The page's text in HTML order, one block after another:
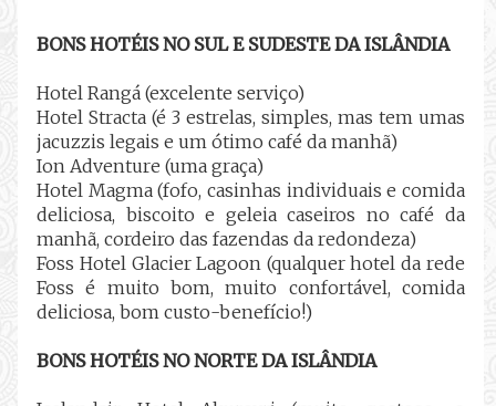
BONS HOTÉIS NO SUL E SUDESTE DA ISLÂNDIA
Hotel Rangá (excelente serviço)
Hotel Stracta (é 3 estrelas, simples, mas tem umas
jacuzzis legais e um ótimo café da manhã)
Ion Adventure (uma graça)
Hotel Magma (fofo, casinhas individuais e comida
deliciosa, biscoito e geleia caseiros no café da
manhã, cordeiro das fazendas da redondeza)
Foss Hotel Glacier Lagoon (qualquer hotel da rede
Foss é muito bom, muito confortável, comida
deliciosa, bom custo-benefício!)
BONS HOTÉIS NO NORTE DA ISLÂNDIA